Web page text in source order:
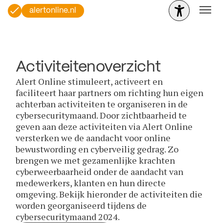
alertonline.nl
Activiteitenoverzicht
Alert Online stimuleert, activeert en
faciliteert haar partners om richting hun eigen
achterban activiteiten te organiseren in de
cybersecuritymaand. Door zichtbaarheid te
geven aan deze activiteiten via Alert Online
versterken we de aandacht voor online
bewustwording en cyberveilig gedrag. Zo
brengen we met gezamenlijke krachten
cyberweerbaarheid onder de aandacht van
medewerkers, klanten en hun directe
omgeving. Bekijk hieronder de activiteiten die
worden georganiseerd tijdens de
cybersecuritymaand 2024.